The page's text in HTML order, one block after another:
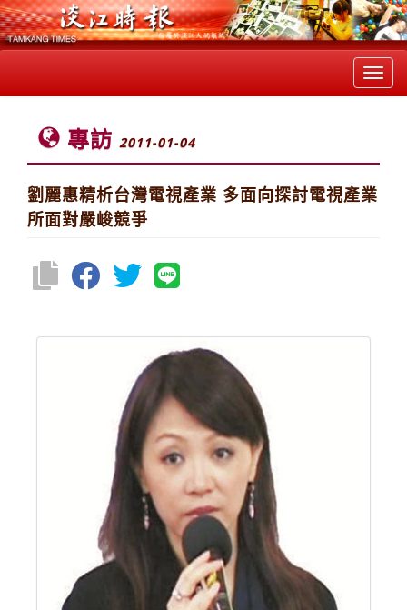
專訪 2011-01-04
劉麗惠精析台灣電視產業 多面向探討電視產業
所面對嚴峻競爭